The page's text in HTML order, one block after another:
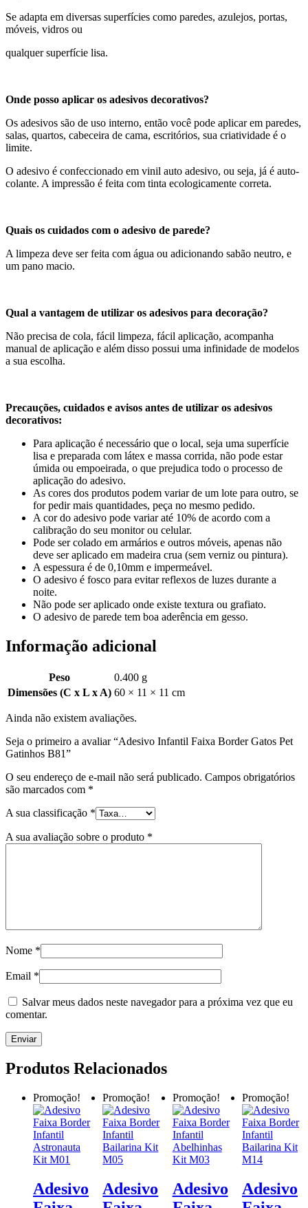
Se adapta em diversas superfícies como paredes, azulejos, portas,
móveis, vidros ou
qualquer superfície lisa.
Onde posso aplicar os adesivos decorativos?
Os adesivos são de uso interno, então você pode aplicar em paredes,
salas, quartos, cabeceira de cama, escritórios, sua criatividade é o
limite.
O adesivo é confeccionado em vinil auto adesivo, ou seja, já é auto-
colante. A impressão é feita com tinta ecologicamente correta.
Quais os cuidados com o adesivo de parede?
A limpeza deve ser feita com água ou adicionando sabão neutro, e
um pano macio.
Qual a vantagem de utilizar os adesivos para decoração?
Não precisa de cola, fácil limpeza, fácil aplicação, acompanha
manual de aplicação e além disso possui uma infinidade de modelos
a sua escolha.
Precauções, cuidados e avisos antes de utilizar os adesivos
decorativos:
Para aplicação é necessário que o local, seja uma superfície
lisa e preparada com látex e massa corrida, não pode estar
úmida ou empoeirada, o que prejudica todo o processo de
aplicação do adesivo.
As cores dos produtos podem variar de um lote para outro, se
for pedir mais quantidades, peça no mesmo pedido.
A cor do adesivo pode variar até 10% de acordo com a
calibração do seu monitor ou celular.
Pode ser colado em armários e outros móveis, apenas não
deve ser aplicado em madeira crua (sem verniz ou pintura).
A espessura é de 0,10mm e impermeável.
O adesivo é fosco para evitar reflexos de luzes durante a
noite.
Não pode ser aplicado onde existe textura ou grafiato.
O adesivo de parede tem boa aderência em gesso.
Informação adicional
Peso
0.400 g
Dimensões (C x L x A) 60 × 11 × 11 cm
Ainda não existem avaliações.
Seja o primeiro a avaliar “Adesivo Infantil Faixa Border Gatos Pet
Gatinhos B81”
O seu endereço de e-mail não será publicado. Campos obrigatórios
são marcados com *
A sua classificação *
A sua avaliação sobre o produto *
Nome *
Email *
Salvar meus dados neste navegador para a próxima vez que eu
comentar.
Produtos Relacionados
Promoção!
Adesivo
Promoção!
Adesivo
Promoção!
Adesivo
Promoção!
Adesivo